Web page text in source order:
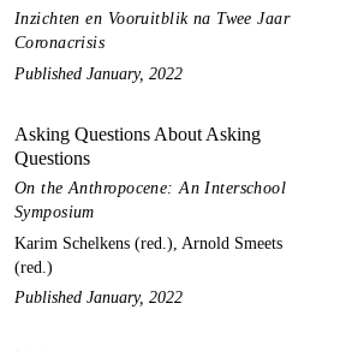
Inzichten en Vooruitblik na Twee Jaar
Coronacrisis
Published January, 2022
Asking Questions About Asking
Questions
On the Anthropocene: An Interschool
Symposium
Karim Schelkens (red.), Arnold Smeets
(red.)
Published January, 2022